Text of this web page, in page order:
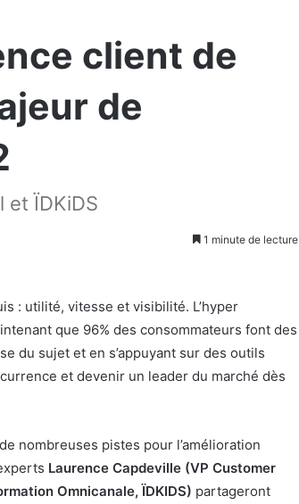
client de
de
et ÏDKiDS
1 minute de lecture
: utilité, vitesse et visibilité. L’hyper
que 96% des consommateurs font des
du sujet et en s’appuyant sur des outils
et devenir un leader du marché dès
nombreuses pistes pour l’amélioration
Laurence Capdeville (VP Customer
Omnicanale, ÏDKIDS) partageront